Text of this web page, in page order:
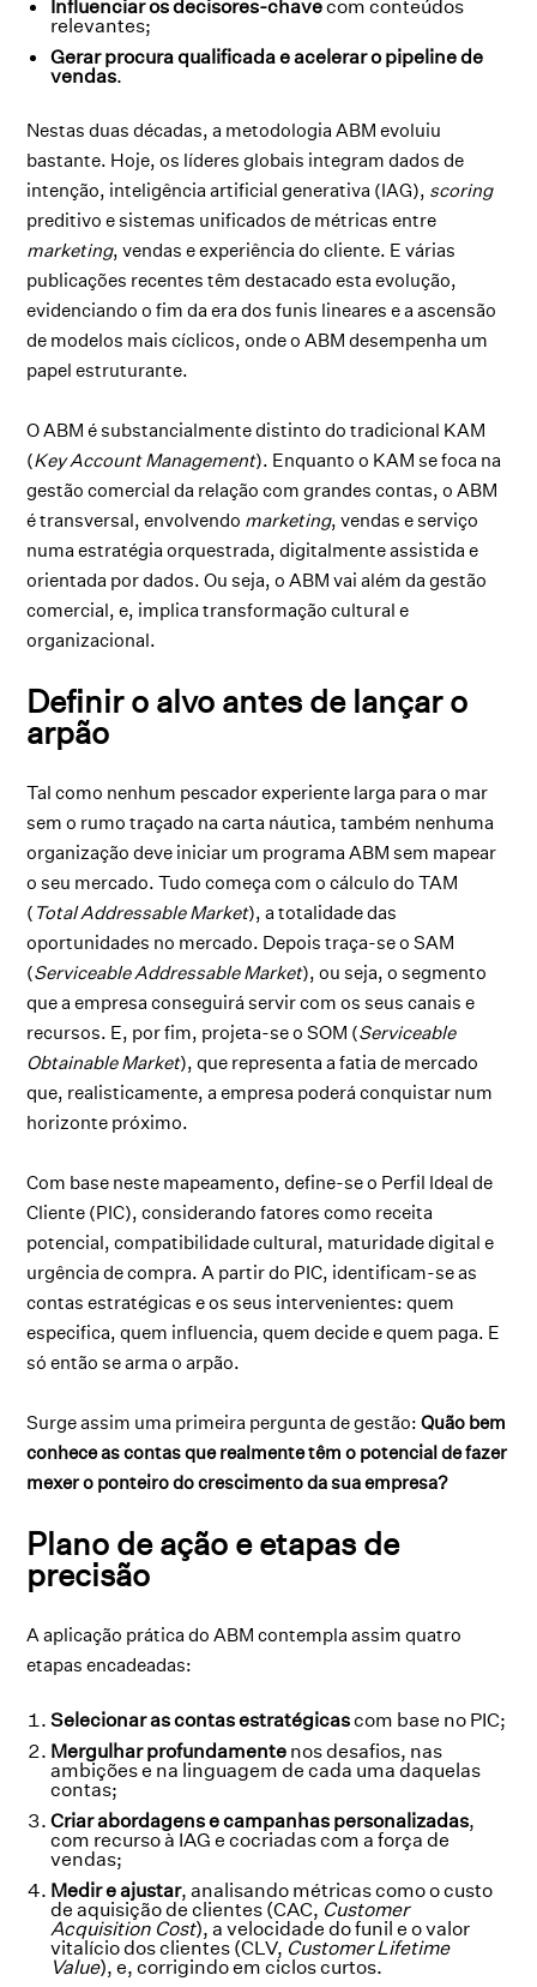
Influenciar os decisores-chavecom conteúdos
relevantes;
Gerar procura qualificada e acelerar o pipeline de
vendas.
Nestas duas décadas, a metodologia ABM evoluiu
bastante. Hoje, os líderes globais integram dados de
intenção, inteligência artificial generativa (IAG), scoring
preditivo e sistemas unificados de métricas entre
marketing, vendas e experiência do cliente. E várias
publicações recentes têm destacado esta evolução,
evidenciando o fim da era dos funis lineares e a ascensão
de modelos mais cíclicos, onde o ABM desempenha um
papel estruturante.
O ABM é substancialmente distinto do tradicional KAM
(Key Account Management). Enquanto o KAM se foca na
gestão comercial da relação com grandes contas, o ABM
é transversal, envolvendo marketing, vendas e serviço
numa estratégia orquestrada, digitalmente assistida e
orientada por dados. Ou seja, o ABM vai além da gestão
comercial, e, implica transformação cultural e
organizacional.
Definir o alvo antes de lançar o
arpão
Tal como nenhum pescador experiente larga para o mar
sem o rumo traçado na carta náutica, também nenhuma
organização deve iniciar um programa ABM sem mapear
o seu mercado. Tudo começa com o cálculo do TAM
( Total Addressable Market), a totalidade das
oportunidades no mercado. Depois traça-se o SAM
(Serviceable Addressable Market), ou seja, o segmento
que a empresa conseguirá servir com os seus canais e
recursos. E, por fim, projeta-se o SOM (Serviceable
Obtainable Market), que representa a fatia de mercado
que, realisticamente, a empresa poderá conquistar num
horizonte próximo.
Com base neste mapeamento, define-se o Perfil Ideal de
Cliente (PIC), considerando fatores como receita
potencial, compatibilidade cultural, maturidade digital e
urgência de compra. A partir do PIC, identificam-se as
contas estratégicas e os seus intervenientes: quem
especifica, quem influencia, quem decide e quem paga. E
só então se arma o arpão.
Surge assim uma primeira pergunta de gestão:Quão bem
conhece as contas que realmente têm o potencial de fazer
mexer o ponteiro do crescimento da sua empresa?
Plano de ação e etapas de
precisão
A aplicação prática do ABM contempla assim quatro
etapas encadeadas:
Selecionar as contas estratégicascom base no PIC;
Mergulhar profundamente nos desafios, nas
ambições e na linguagem de cada uma daquelas
contas;
Criar abordagens e campanhas personalizadas,
com recurso à IAG e cocriadas com a força de
vendas;
Medir e ajustar, analisando métricas como o custo
de aquisição de clientes (CAC, Customer
Acquisition Cost), a velocidade do funil e o valor
vitalício dos clientes (CLV, Customer Lifetime
Value), e, corrigindo em ciclos curtos.